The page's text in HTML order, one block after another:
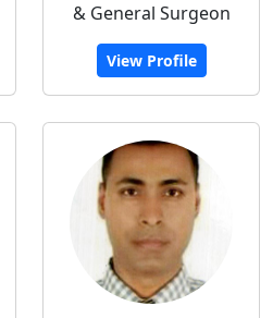
& General Surgeon
View Profile